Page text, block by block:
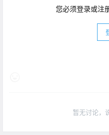
您必须登录或注
暂无讨论，